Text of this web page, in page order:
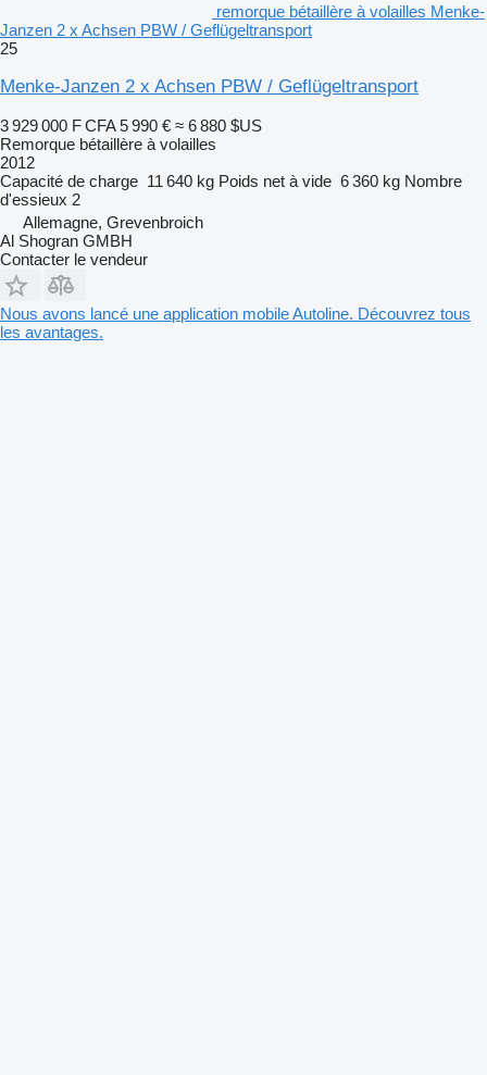
remorque bétaillère à volailles Menke-
Janzen 2 x Achsen PBW / Geflügeltransport
25
Menke-Janzen 2 x Achsen PBW / Geflügeltransport
3 929 000 F CFA 5 990 € ≈ 6 880 $US
Remorque bétaillère à volailles
2012
Capacité de charge 11 640 kg Poids net à vide 6 360 kg Nombre
d'essieux 2
Allemagne, Grevenbroich
Al Shogran GMBH
Contacter le vendeur
Nous avons lancé une application mobile Autoline. Découvrez tous
les avantages.